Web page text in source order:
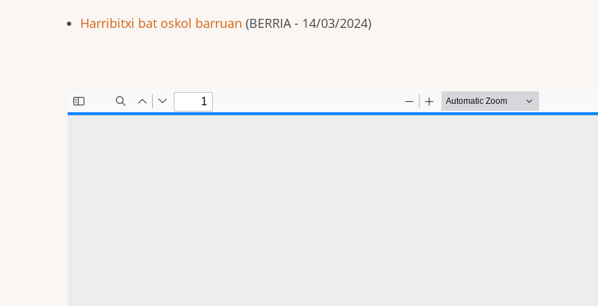
Harribitxi bat oskol barruan (BERRIA - 14/03/2024)